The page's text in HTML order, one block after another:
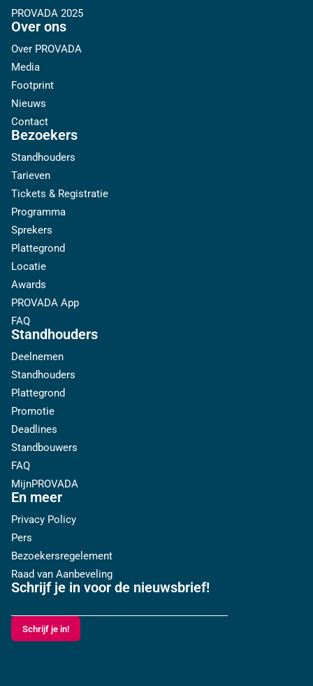
PROVADA 2025
Over ons
Over PROVADA
Media
Footprint
Nieuws
Contact
Bezoekers
Standhouders
Tarieven
Tickets & Registratie
Programma
Sprekers
Plattegrond
Locatie
Awards
PROVADA App
FAQ
Standhouders
Deelnemen
Standhouders
Plattegrond
Promotie
Deadlines
Standbouwers
FAQ
MijnPROVADA
En meer
Privacy Policy
Pers
Bezoekersregelement
Raad van Aanbeveling
Schrijf je in voor de nieuwsbrief!
Schrijf je in!